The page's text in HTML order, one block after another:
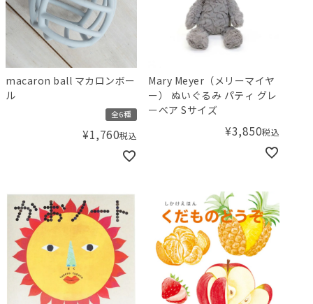
macaron ball マカロンボー
ル
全6種
¥1,760税込
Mary Meyer（メリーマイヤ
ー） ぬいぐるみ パティ グレ
ーベア Sサイズ
¥3,850税込